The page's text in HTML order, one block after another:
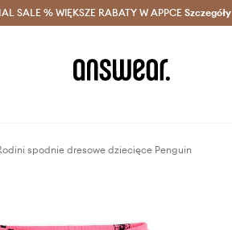
Club > Dostawa nawet w 24h >
SALE % WIĘKSZE RABATY W APPCESzczegóły
spodnie dresowe dziecięce Penguin